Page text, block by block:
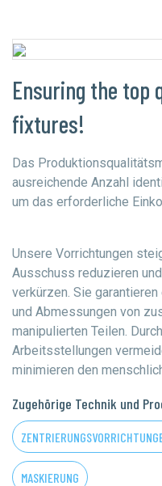
Ensuring the top
fixtures!
Das
ausreichende Anzahl
um das erforderliche
Unsere Vorrichtungen
Ausschuss reduzieren
verkürzen. Sie
und Abmessungen von
manipulierten Teilen.
Arbeitsstellungen
minimieren den
Zugehörige Technik und
MASKIERUNG